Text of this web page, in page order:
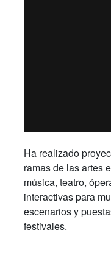
Ha realizado
ramas de las artes
música, teatro,
interactivas para
escenarios y
festivales.